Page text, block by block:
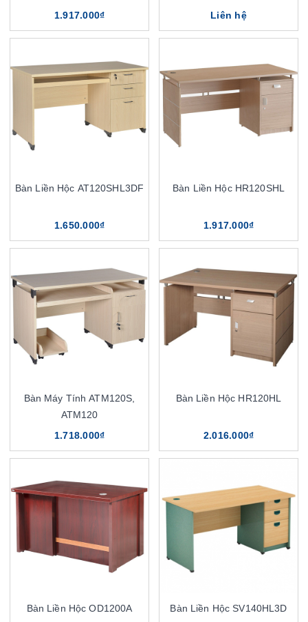
1.917.000₫
Liên hệ
Bàn Liền Hộc AT120SHL3DF
1.650.000₫
Bàn Liền Hộc HR120SHL
1.917.000₫
Bàn Máy Tính ATM120S,
ATM120
1.718.000₫
Bàn Liền Hộc HR120HL
2.016.000₫
Bàn Liền Hộc OD1200A Bàn Liền Hộc SV140HL3D